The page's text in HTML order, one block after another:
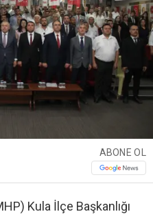
ABONE OL
Kula İlçe Başkanlığı